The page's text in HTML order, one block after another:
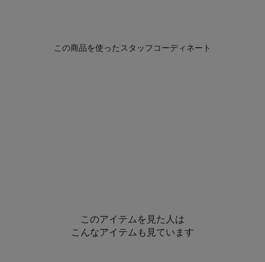
このアイテムを見た人は
こんなアイテムも見ています